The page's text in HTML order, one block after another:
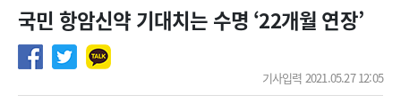
[서울아산병원] 2026년 하반기 인턴 모집
[영남대학교의료원] 마취통증의학과 임기제 임상의사 채용
국민 항암신약 기대치는 수명 ‘22개월 연장’
기사입력 2021.05.27 12:05